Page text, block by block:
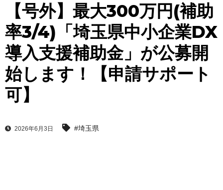
【号外】最大300万円(補助
率3/4)「埼玉県中小企業DX
導入支援補助金」が公募開
始します！【申請サポート
可】
2026年6月3日 #埼玉県